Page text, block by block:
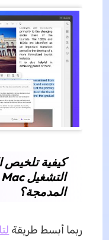
كيفية
المدمجة؟
ربما أبسط طريقة